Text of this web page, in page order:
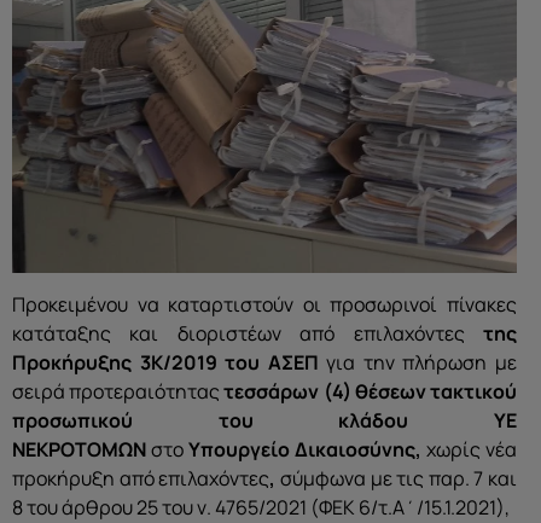
Προκειμένου να καταρτιστούν οι προσωρινοί πίνακες
κατάταξης και διοριστέων από επιλαχόντες της
Προκήρυξης 3Κ/2019 του ΑΣΕΠ για την πλήρωση με
σειρά προτεραιότηταςτεσσάρων (4) θέσεων τακτικού
προσωπικού του κλάδου ΥΕ
ΝΕΚΡΟΤΟΜΩΝστοΥπουργείο Δικαιοσύνης, χωρίς νέα
προκήρυξη από επιλαχόντες, σύμφωνα με τις παρ. 7 και
8 του άρθρου 25 του ν. 4765/2021 (ΦΕΚ 6/τ.Α΄/15.1.2021),